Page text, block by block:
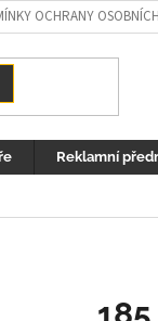
OCHRANY
Reklamní